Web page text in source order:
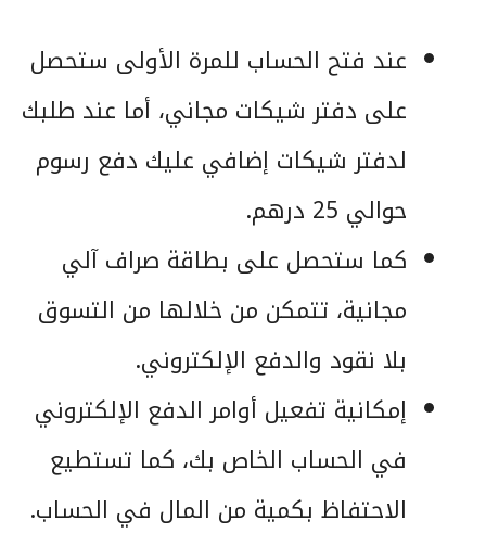
عند فتح الحساب للمرة الأولى ستحصل
على دفتر شيكات مجاني، أما عند طلبك
لدفتر شيكات إضافي عليك دفع رسوم
حوالي 25 درهم.
كما ستحصل على بطاقة صراف آلي
مجانية، تتمكن من خلالها من التسوق
بلا نقود والدفع الإلكتروني.
إمكانية تفعيل أوامر الدفع الإلكتروني
في الحساب الخاص بك، كما تستطيع
الاحتفاظ بكمية من المال في الحساب.